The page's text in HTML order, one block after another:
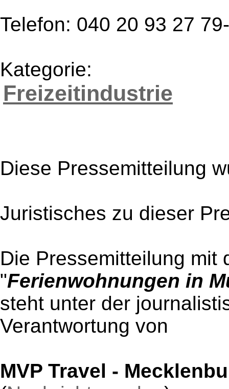
Telefon: 040 20 93 27
Kategorie:
Freizeitindustrie
Diese Pressemitteilung
Juristisches zu dieser
Die Pressemitteilung mit
"Ferienwohnungen in
steht unter der
Verantwortung von
MVP Travel -